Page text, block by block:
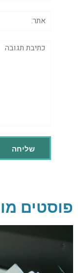
תגובה
פוסטים